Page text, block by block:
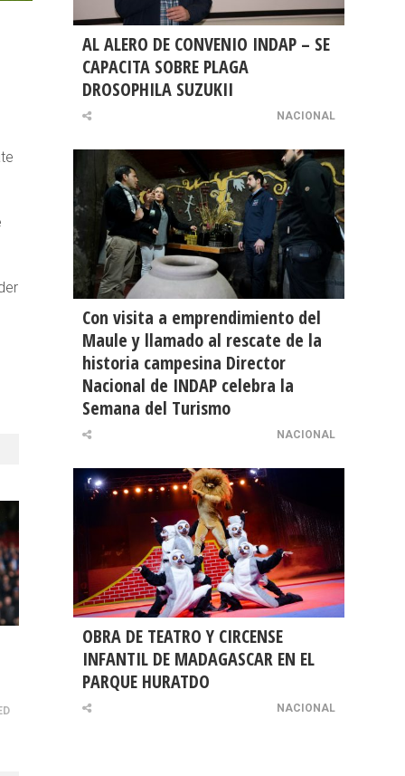
AL ALERO DE CONVENIO INDAP – SE
CAPACITA SOBRE PLAGA
DROSOPHILA SUZUKII
NACIONAL
Con visita a emprendimiento del
Maule y llamado al rescate de la
historia campesina Director
Nacional de INDAP celebra la
Semana del Turismo
NACIONAL
OBRA DE TEATRO Y CIRCENSE
INFANTIL DE MADAGASCAR EN EL
PARQUE HURATDO
NACIONAL